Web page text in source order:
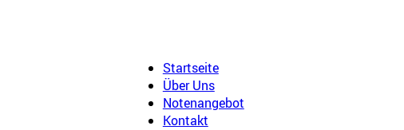
Startseite
Über Uns
Notenangebot
Kontakt